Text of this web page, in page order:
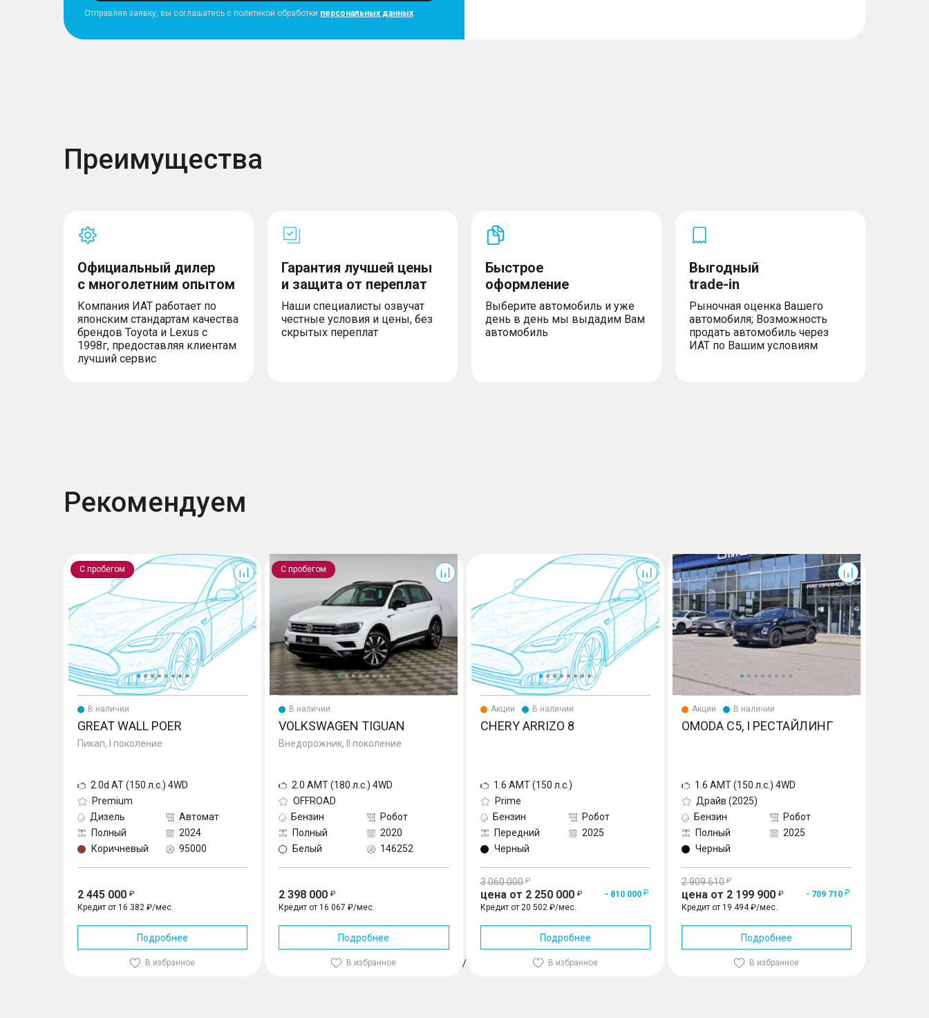
Отправляя заявку, вы соглашатесь с политикой обработки персональных данных
Преимущества
Официальный дилер
с многолетним опытом
Компания ИАТ работает по
японским стандартам качества
брендов Toyota и Lexus с
1998г, предоставляя клиентам
лучший сервис
Гарантия лучшей цены
и защита от переплат
Наши специалисты озвучат
честные условия и цены, без
скрытых переплат
Быстрое
оформление
Выберите автомобиль и уже
день в день мы выдадим Вам
автомобиль
Выгодный
trade-in
Рыночная оценка Вашего
автомобиля; Возможность
продать автомобиль через
ИАТ по Вашим условиям
Рекомендуем
С пробегом
Poer
В наличии
GREAT WALL POER
Пикап, I поколение
2.0d AT (150 л.с.) 4WD
Premium
Дизель
Автомат
Полный
2024
Коричневый
95000
2 445 000
Кредит от 16 382 ₽/мес.
Подробнее
В избранное
С пробегом
Tiguan
В наличии
VOLKSWAGEN TIGUAN
Внедорожник, II поколение
2.0 AMT (180 л.с.) 4WD
OFFROAD
Бензин
Робот
Полный
2020
Белый
146252
2 398 000
Кредит от 16 067 ₽/мес.
Подробнее
В избранное
Акции В наличии
CHERY ARRIZO 8
1.6 AMT (150 л.с.)
Prime
Бензин
Робот
Передний
2025
Черный
3 060 000
цена от 2 250 000
- 810 000
Кредит от 20 502 ₽/мес.
Подробнее
В избранное
C5, I Рестайлинг
Акции В наличии
OMODA C5, I РЕСТАЙЛИНГ
1.6 AMT (150 л.с.) 4WD
Драйв (2025)
Бензин
Робот
Полный
2025
Черный
2 909 610
цена от 2 199 900
- 709 710
Кредит от 19 494 ₽/мес.
Подробнее
В избранное
/